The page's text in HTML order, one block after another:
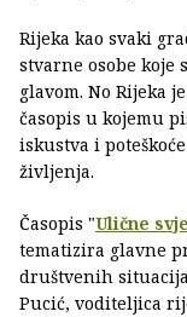
Rijeka kao svaki
stvarne osobe koje
glavom. No Rijeka
časopis u kojemu
iskustva i
življenja.
Časopis "Ulične
tematizira glavne
društvenih
Pucić, voditeljica